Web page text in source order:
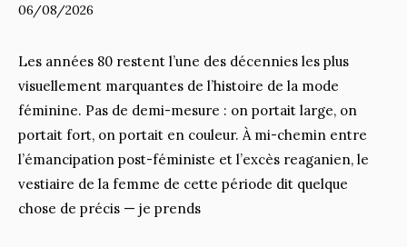
06/08/2026
Les années 80 restent l’une des décennies les plus
visuellement marquantes de l’histoire de la mode
féminine. Pas de demi-mesure : on portait large, on
portait fort, on portait en couleur. À mi-chemin entre
l’émancipation post-féministe et l’excès reaganien, le
vestiaire de la femme de cette période dit quelque
chose de précis — je prends